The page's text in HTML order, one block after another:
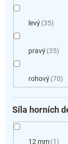
levý 35
pravý 35
rohový 70
Síla horních
12 mm 1